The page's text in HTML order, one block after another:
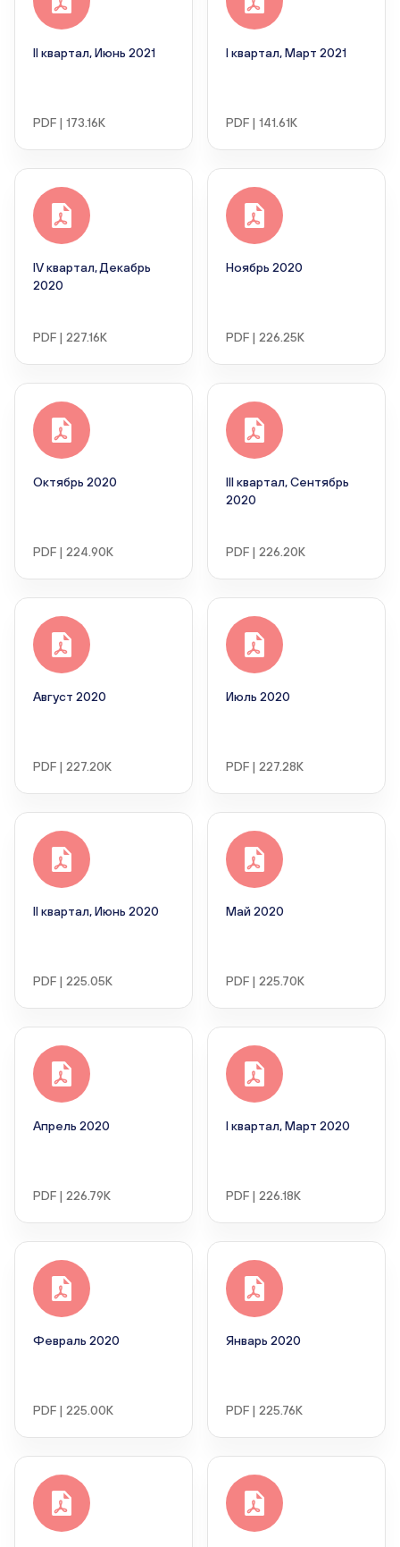
II квартал, Июнь 2021
PDF | 173.16K
I квартал, Март 2021
PDF | 141.61K
IV квартал, Декабрь
2020
PDF | 227.16K
Ноябрь 2020
PDF | 226.25K
Октябрь 2020
PDF | 224.90K
III квартал, Сентябрь
2020
PDF | 226.20K
Август 2020
PDF | 227.20K
Июль 2020
PDF | 227.28K
II квартал, Июнь 2020
PDF | 225.05K
Май 2020
PDF | 225.70K
Апрель 2020
PDF | 226.79K
I квартал, Март 2020
PDF | 226.18K
Февраль 2020
PDF | 225.00K
Январь 2020
PDF | 225.76K